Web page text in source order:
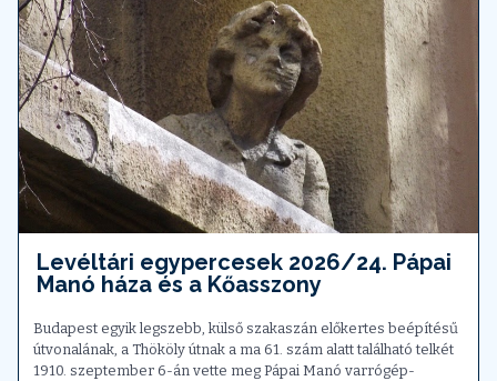
Levéltári egypercesek 2026/24. Pápai
Manó háza és a Kőasszony
Budapest egyik legszebb, külső szakaszán előkertes beépítésű
útvonalának, a Thököly útnak a ma 61. szám alatt található telkét
1910. szeptember 6-án vette meg Pápai Manó varrógép-